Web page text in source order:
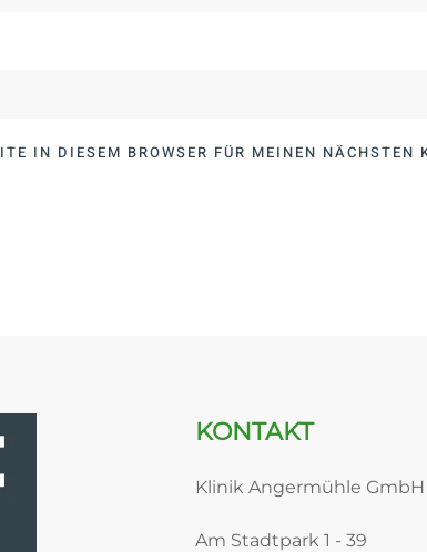
IN DIESEM BROWSER FÜR MEINEN NÄCHSTEN
KONTAKT
Klinik Angermühle GmbH
Am Stadtpark 1 - 39